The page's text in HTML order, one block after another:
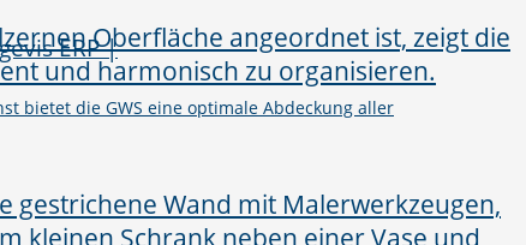
bietet die GWS eine optimale Abdeckung aller